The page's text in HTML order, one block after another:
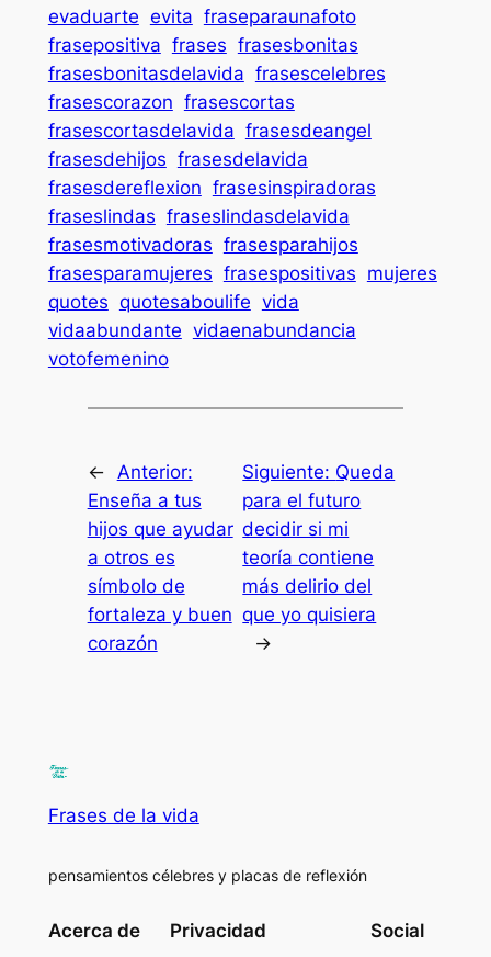
evaduarte evita fraseparaunafoto
frasepositiva frases frasesbonitas
frasesbonitasdelavida frasescelebres
frasescorazon frasescortas
frasescortasdelavida frasesdeangel
frasesdehijos frasesdelavida
frasesdereflexion frasesinspiradoras
fraseslindas fraseslindasdelavida
frasesmotivadoras frasesparahijos
frasesparamujeres frasespositivas mujeres
quotes quotesaboulife vida
vidaabundante vidaenabundancia
votofemenino
← Anterior:
Enseña a tus
hijos que ayudar
a otros es
símbolo de
fortaleza y buen
corazón
Siguiente: Queda
para el futuro
decidir si mi
teoría contiene
más delirio del
que yo quisiera
→
Frases de la vida
pensamientos célebres y placas de reflexión
Acerca de Privacidad Social